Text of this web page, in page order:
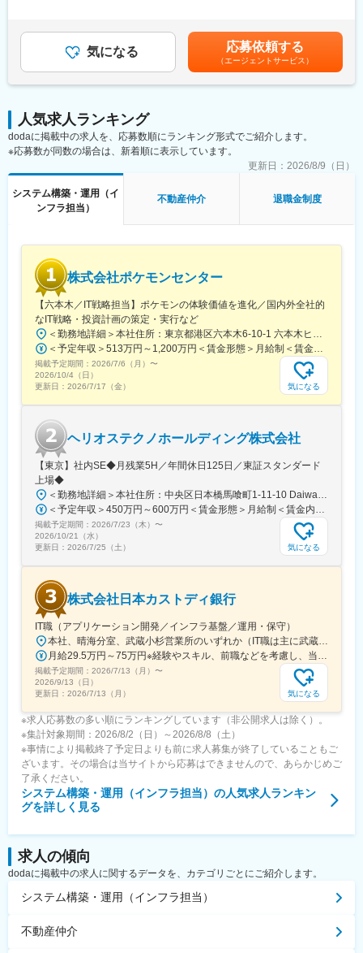
・Excel等の一覧管理情報の登録・更新等
・業務効率化を目指したシステムの改善・企画・推進
・新規ビジネスを見据えた新サービスや新機能の企画・推進
の知識、実務各部署の役割や運用フローを学んで頂きます。その
後、上司のサポートを受けながら担当を持ち、実際に業務をスタ
ートして頂きます。先輩社員がフォローしますのでご安心くださ
【配属組織】
ユニットマネージャー1名、グループマネージャ5名、ユニット全
体で約40名在籍しています（募集部署は合計20名弱）。
異業界から来た中途のメンバーも多く安心して溶け込める環境で
す。
【働き方】
年間休日120～125日※カレンダーにて変動、土日祝日休
時間外労働は月10～40時間程度です。（育児等の都合によりご相
談に応じます。）
育児休業・育児短時間勤務の実績もあります。
●福利厚生も充実★
●良い意味でベンチャーマインドをもった当社、20代30代でも管
理職を目指せます！
変更の範囲：会社の定める業務
＞有＜残業手当＞有＜給与補足＞※給与はご経験やスキルに応じて
決定いたします■昇給：年1回（4月）■賞与：年2回（6月、11月）
賃金はあくまでも目安の金額であり、選考を通じて上下する可能
性があります。月給(月額)は固定手当を含めた表記です。
気になる 応募依頼する
（エージェントサービス）
人気求人ランキング
dodaに掲載中の求人を、応募数順にランキング形式でご紹介します。
※応募数が同数の場合は、新着順に表示しています。
更新日： 2026/8/9（日）
システム構築・運用（イ
ンフラ担当）
不動産仲介 退職金制度
株式会社ポケモンセンター
【六本木／IT戦略担当】ポケモンの体験価値を進化／国内外全社的
なIT戦略・投資計画の策定・実行など
＜勤務地詳細＞本社住所：東京都港区六本木6-10-1 六本木ヒルズ森タワー47F受動喫煙対策：屋内全面禁煙変更の範囲：会社の定める事業所（リモートワーク含む）
＜予定年収＞513万円～1,200万円＜賃金形態＞月給制＜賃金内訳＞月額（基本給）：427,930円～837,000円固定残業手当/月：69,930円～163,480円（固定残業時間25時間0分/月）超過した時間外労働の残業手当は追加支給＜月給＞497,860円～1,000,480円（一律手当を含む）＜昇給有無＞有＜残業手当＞有賃金はあくまでも目安の金額であり、選考を通じて上下する可能性があります。月給(月額)は固定手当を含めた表記です。
掲載予定期間： 2026/7/6（月） 〜
2026/10/4（日）
更新日： 2026/7/17（金） 気になる
ヘリオステクノホールディング株式会社
【東京】社内SE◆月残業5H／年間休日125日／東証スタンダード
上場◆
＜勤務地詳細＞本社住所：中央区日本橋馬喰町1-11-10 Daiwa日本橋馬喰町Ⅱ8F勤務地最寄駅：JR総武本線／馬喰町駅受動喫煙対策：敷地内喫煙可能場所あり変更の範囲：無
＜予定年収＞450万円～600万円＜賃金形態＞月給制＜賃金内訳＞月額（基本給）：300,000円～350,000円＜月給＞300,000円～350,000円＜昇給有無＞有＜残業手当＞有＜給与補足＞※上記想定年収には、基本給×12か月に加え、前年度通常賞与額を含めて算定しています。■賞与実績：年2回（7月、12月）、決算賞与■昇給：年1回賃金はあくまでも目安の金額であり、選考を通じて上下する可能性があります。月給(月額)は固定手当を含めた表記です。
掲載予定期間： 2026/7/23（木） 〜
2026/10/21（水）
更新日： 2026/7/25（土） 気になる
株式会社日本カストディ銀行
IT職（アプリケーション開発／インフラ基盤／運用・保守）
本社、晴海分室、武蔵小杉営業所のいずれか（IT職は主に武蔵小杉営業所、配属部署によっては晴海分室） ※転居を伴う転勤なし※リモートワークも可能（要相談）＜勤務地＞■本社住所：東京都中央区晴海1-8-12 晴海アイランド トリトンスクエア オフィスタワーZアクセス：都営大江戸線「勝どき駅」より徒歩5分受動喫煙対策：屋内全面禁煙■晴海分室住所：東京都中央区晴海3-12-1 KDK晴海ビルアクセス：都営大江戸線「勝どき駅」より徒歩6分受動喫煙対策：屋内全面禁煙■武蔵小杉事業所住所：神奈川県川崎市中原区小杉町1-403 武蔵小杉タワープレイスアクセス：JR・東急東横線「武蔵小杉駅」より徒歩3分受動喫煙対策：屋内全面禁煙※変更の範囲：会社の定める事業所（リモートワーク含む）
月給29.5万円～75万円※経験やスキル、前職などを考慮し、当社規定により決定します。＜各ポジションの想定年収＞◎アプリ、インフラ、システム運用・保守└メンバークラス：年収550万円～850万円└リーダー・PMクラス：年収850万円～1,200万円◎ホスト基盤担当：年収700万円～1,200万円
掲載予定期間： 2026/7/13（月） 〜
2026/9/13（日）
更新日： 2026/7/13（月） 気になる
※求人応募数の多い順にランキングしています（非公開求人は除く）。
※集計対象期間：2026/8/2（日）～2026/8/8（土）
※事情により掲載終了予定日よりも前に求人募集が終了していることもご
ざいます。その場合は当サイトから応募はできませんので、あらかじめご
了承ください。
システム構築・運用（インフラ担当） の人気求人ランキン
グを詳しく見る
求人の傾向
dodaに掲載中の求人に関するデータを、カテゴリごとにご紹介します。
システム構築・運用（インフラ担当）
不動産仲介